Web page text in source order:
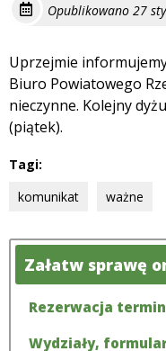
Opublikowano 27
Uprzejmie
Biuro Powiatowego
nieczynne. Kolejny
(piątek).
Tagi:
komunikat
ważne
Załatw sprawę
Rezerwacja
Wydziały,